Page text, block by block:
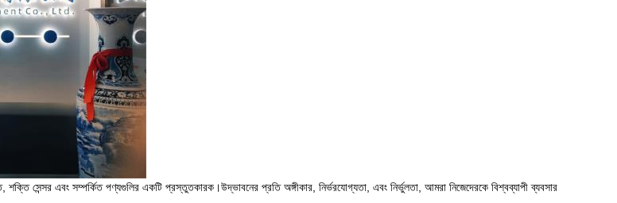
শক্তি সেন্সর এবং সম্পর্কিত পণ্যগুলির একটি প্রস্তুতকারক।উদ্ভাবনের প্রতি অঙ্গীকার, নির্ভরযোগ্যতা, এবং নির্ভুলতা, আমরা নিজেদেরকে বিশ্বব্যাপী ব্যবসার